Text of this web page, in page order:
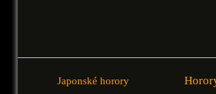
Japonské horory